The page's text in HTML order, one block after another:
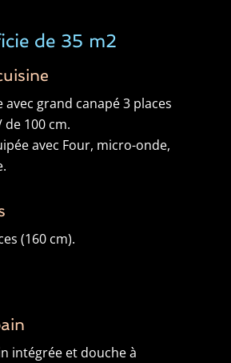
de 35 m2
avec grand canapé 3 places
de 100 cm.
avec Four, micro-onde,
(160 cm).
intégrée et douche à